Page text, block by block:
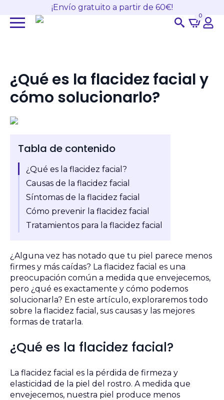
¡Envío gratuito a partir de 60€!
0
¿Qué es la flacidez facial y
cómo solucionarlo?
Tabla de contenido
¿Qué es la flacidez facial?
Causas de la flacidez facial
Síntomas de la flacidez facial
Cómo prevenir la flacidez facial
Tratamientos para la flacidez facial
¿Alguna vez has notado que tu piel parece menos
firmes y más caídas? La flacidez facial es una
preocupación común a medida que envejecemos,
pero ¿qué es exactamente y cómo podemos
solucionarla? En este artículo, exploraremos todo
sobre la flacidez facial, sus causas y las mejores
formas de tratarla.
¿Qué es la flacidez facial?
La flacidez facial es la pérdida de firmeza y
elasticidad de la piel del rostro. A medida que
envejecemos, nuestra piel produce menos